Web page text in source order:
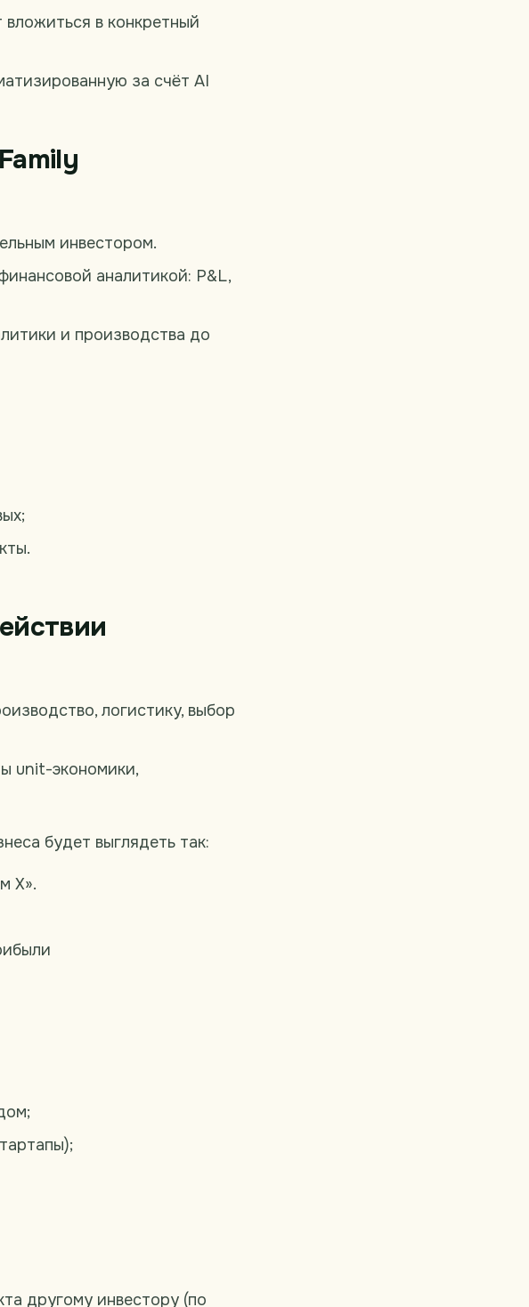
в конкретный
за счёт AI
инвестором.
аналитикой: P&L,
и производства до
логистику, выбор
unit-экономики,
будет выглядеть так:
X».
другому инвестору (по